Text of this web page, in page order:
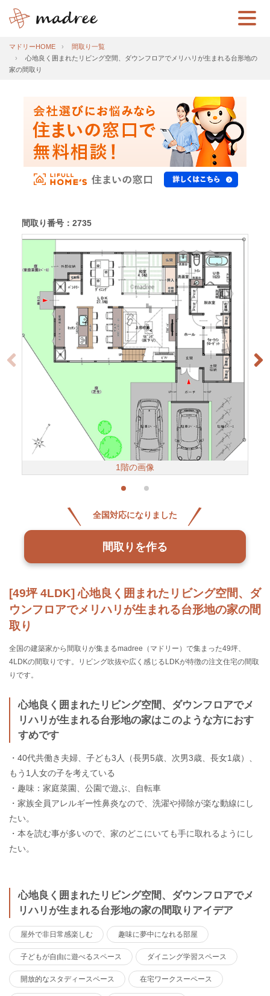
マドリーHOME
間取り一覧
心地良く囲まれたリビング空間、ダウンフロアでメリハリが生まれる台形地の
家の間取り
[49坪 4LDK] 心地良く囲まれたリビング空間、ダ
ウンフロアでメリハリが生まれる台形地の家の間
取り
全国の建築家から間取りが集まるmadree（マドリー）で集まった49坪、
4LDKの間取りです。リビング吹抜や広く感じるLDKが特徴の注文住宅の間取
りです。
心地良く囲まれたリビング空間、ダウンフロアでメ
リハリが生まれる台形地の家はこのような方におす
すめです
・40代共働き夫婦、子ども3人（長男5歳、次男3歳、長女1歳）、
もう1人女の子を考えている
・趣味：家庭菜園、公園で遊ぶ、自転車
・家族全員アレルギー性鼻炎なので、洗濯や掃除が楽な動線にし
たい。
・本を読む事が多いので、家のどこにいても手に取れるようにし
たい。
心地良く囲まれたリビング空間、ダウンフロアでメ
リハリが生まれる台形地の家の間取りアイデア
屋外で非日常感楽しむ 趣味に夢中になれる部屋
子どもが自由に遊べるスペース ダイニング学習スペース
開放的なスタディースペース 在宅ワークスーペース
間取り番号：2735
1階の画像
全国対応になりました
間取りを作る